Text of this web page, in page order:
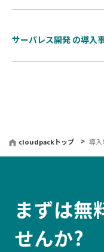
サーバレス開発 の導入
cloudpackトップ 導入
まずは無
せんか?